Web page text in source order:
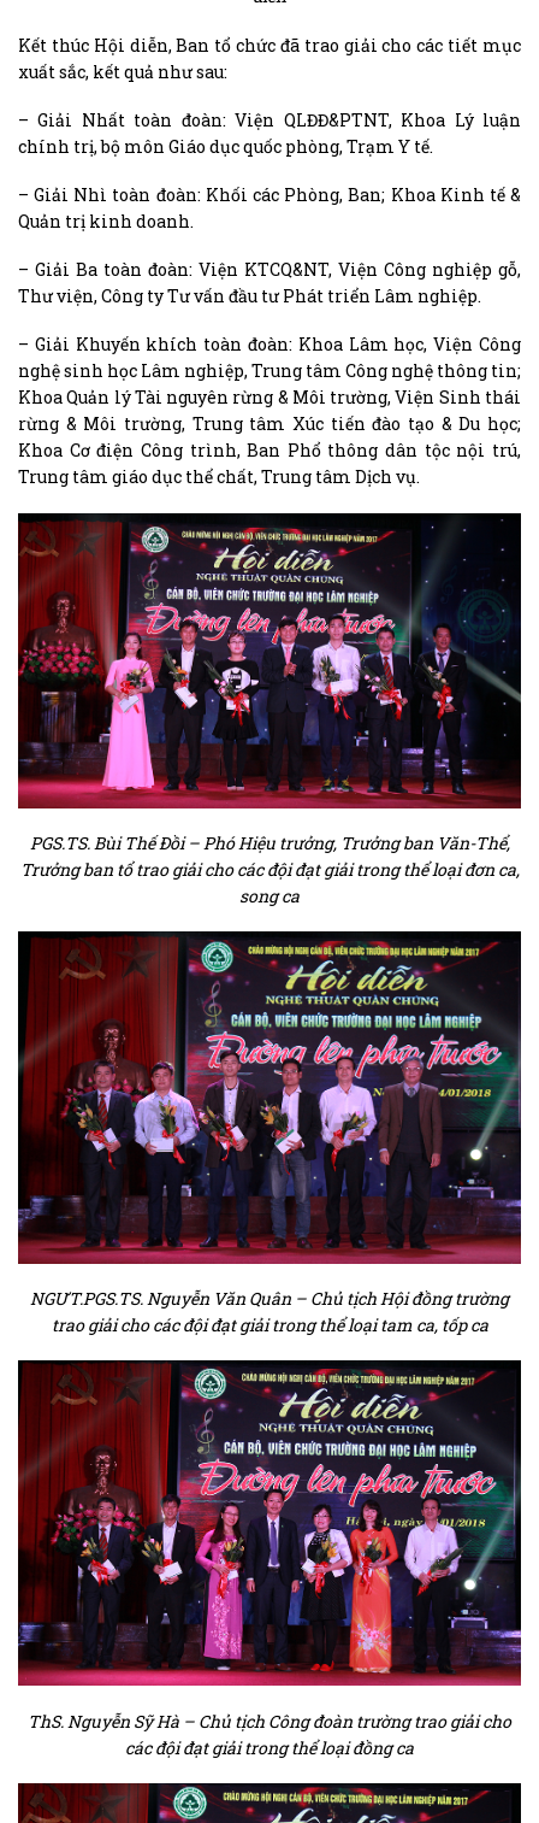
Kết thúc Hội diễn, Ban tổ chức đã trao giải cho các tiết mục
xuất sắc, kết quả như sau:
– Giải Nhất toàn đoàn: Viện QLĐĐ&PTNT, Khoa Lý luận
chính trị, bộ môn Giáo dục quốc phòng, Trạm Y tế.
– Giải Nhì toàn đoàn: Khối các Phòng, Ban; Khoa Kinh tế &
Quản trị kinh doanh.
– Giải Ba toàn đoàn: Viện KTCQ&NT, Viện Công nghiệp gỗ,
Thư viện, Công ty Tư vấn đầu tư Phát triển Lâm nghiệp.
– Giải Khuyến khích toàn đoàn: Khoa Lâm học, Viện Công
nghệ sinh học Lâm nghiệp, Trung tâm Công nghệ thông tin;
Khoa Quản lý Tài nguyên rừng & Môi trường, Viện Sinh thái
rừng & Môi trường, Trung tâm Xúc tiến đào tạo & Du học;
Khoa Cơ điện Công trình, Ban Phổ thông dân tộc nội trú,
Trung tâm giáo dục thể chất, Trung tâm Dịch vụ.
PGS.TS. Bùi Thế Đồi – Phó Hiệu trưởng, Trưởng ban Văn-Thể,
Trưởng ban tổ trao giải cho các đội đạt giải trong thể loại đơn ca,
song ca
NGƯT.PGS.TS. Nguyễn Văn Quân – Chủ tịch Hội đồng trường
trao giải cho các đội đạt giải trong thể loại tam ca, tốp ca
ThS. Nguyễn Sỹ Hà – Chủ tịch Công đoàn trường trao giải cho
các đội đạt giải trong thể loại đồng ca